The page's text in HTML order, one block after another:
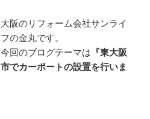
大阪のリフォーム会社サンライ
フの金丸です。
今回のブログテーマは 『東大阪
市でカーポートの設置を行いま